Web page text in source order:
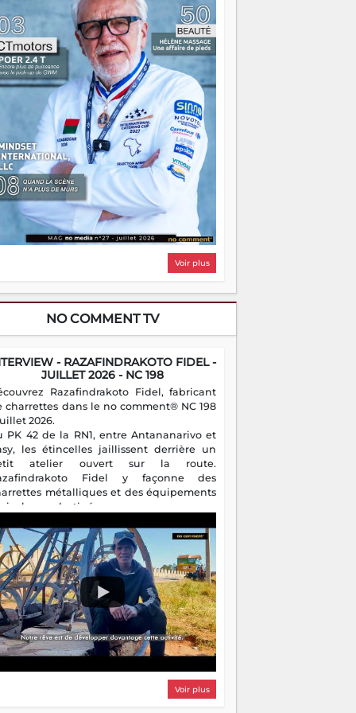
on pourrait s'arrêter là, applaudir et
chez soi satisfait. Mais ce serait
à côté d'une chose essentielle. La
ça brûle fort — et parfois, ça brûle
Une flamme sans direction peut
autant qu'elle peut consumer. C'est
que les aînés entrent en scène — pas
reprendre le gouvernail, mais pour
où sont les récifs. Les jeunes ont la
les vieux ont l'expérience, comme on
Ce n'est pas un combat de générations
c'est une question d'équipage. Partagez
réussites, mais aussi vos échecs. Surtout
échecs, d'ailleurs — ils enseignent
que n'importe quel manuel. À
la barque avance. Il faut juste
que tout le monde rame dans le
Voir plus
NO COMMENT TV
- RAZAFINDRAKOTO FIDEL -
JUILLET 2026 - NC 198
Razafindrakoto Fidel, fabricant
charrettes dans le no comment® NC 198
2026.
PK 42 de la RN1, entre Antananarivo et
les étincelles jaillissent derrière un
atelier ouvert sur la route.
Fidel y façonne des
métalliques et des équipements
destinés aux campagnes
il perpétue un métier discret mais
Voir plus